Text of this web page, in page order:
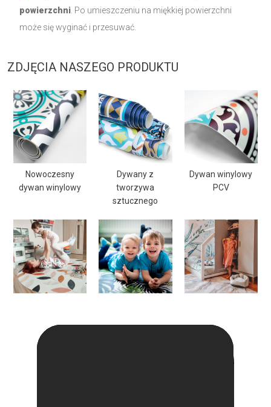
powierzchni . Po umieszczeniu na miękkiej powierzchni
może się wyginać i przesuwać.
ZDJĘCIA NASZEGO PRODUKTU
Nowoczesny
dywan winylowy
Dywany z
tworzywa
sztucznego
Dywan winylowy
PCV